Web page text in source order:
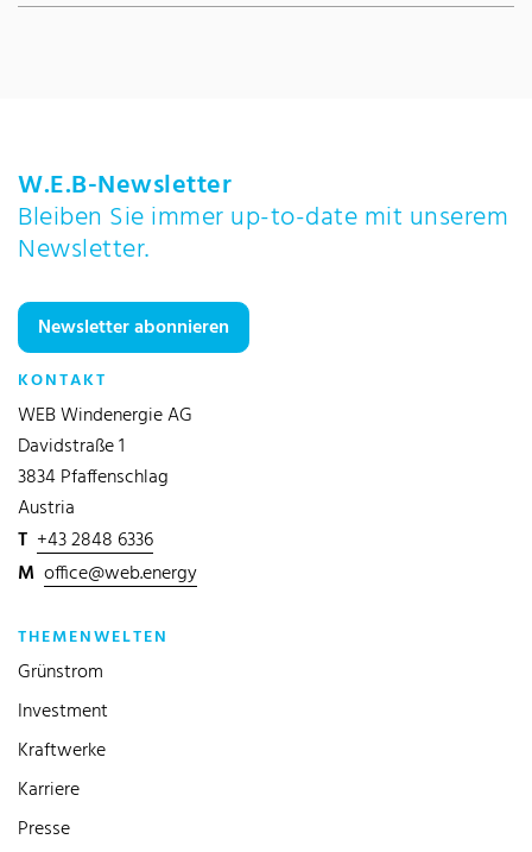
W.E.B-Newsletter
Bleiben Sie immer up-to-date mit unserem
Newsletter.
Newsletter abonnieren
KONTAKT
WEB Windenergie AG
Davidstraße 1
3834 Pfaffenschlag
Austria
T +43 2848 6336
M office@web.energy
THEMENWELTEN
Grünstrom
Investment
Kraftwerke
Karriere
Presse